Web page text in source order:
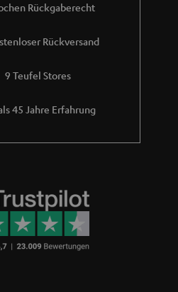
Rückgaberecht
Rückversand
9 Teufel Stores
45 Jahre Erfahrung